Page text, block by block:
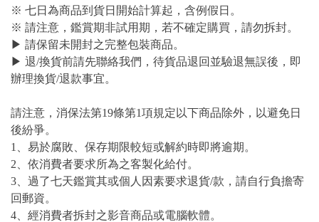
※ 七日為商品到貨日開始計算起，含例假日。
※ 請注意，鑑賞期非試用期，若不確定購買，請勿拆封。
▶ 請保留未開封之完整包裝商品。
▶ 退/換貨前請先聯絡我們，待貨品退回並驗退無誤後，即
辦理換貨/退款事宜。
請注意，消保法第19條第1項規定以下商品除外，以避免日
後紛爭。
1、易於腐敗、保存期限較短或解約時即將逾期。
2、依消費者要求所為之客製化給付。
3、過了七天鑑賞其或個人因素要求退貨/款，請自行負擔寄
回郵資。
4、經消費者拆封之影音商品或電腦軟體。